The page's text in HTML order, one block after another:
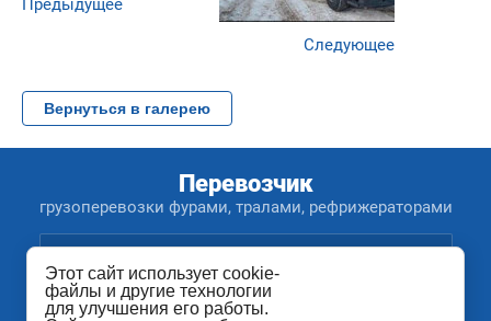
Следующее
Вернуться в галерею
Перевозчик
грузоперевозки фурами, тралами, рефрижераторами
8 (800) 200-45-84
Этот сайт использует cookie-
файлы и другие технологии
для улучшения его работы.